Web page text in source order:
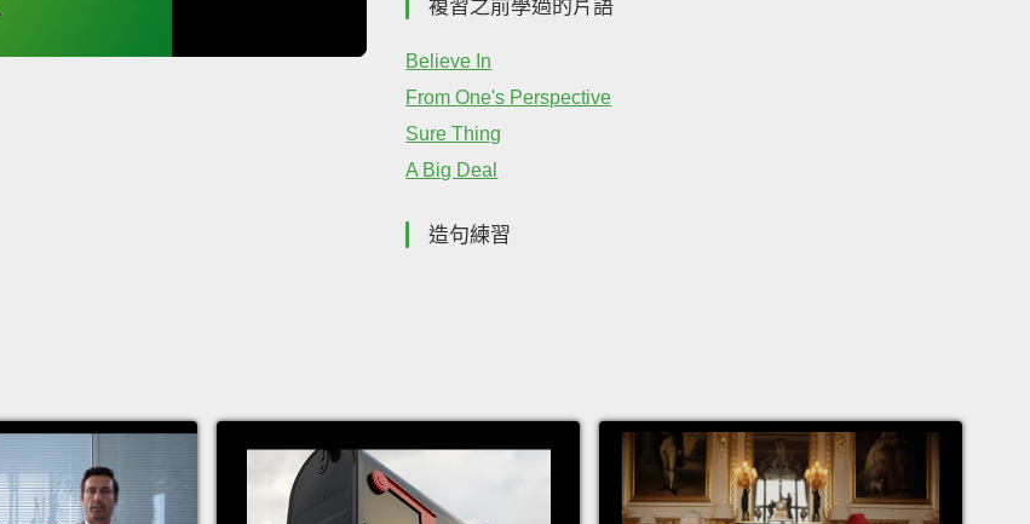
複習之前學過的片語
Believe In
From One's Perspective
Sure Thing
A Big Deal
造句練習